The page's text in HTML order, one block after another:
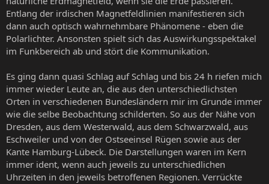
Entlang der irdischen Magnetfeldlinien manifestieren sich
dann auch optisch wahrnehmbare Phänomene - eben die
Polarlichter. Ansonsten spielt sich das Auswirkungsspektakel
im Funkbereich ab und stört die Kommunikation.
Es ging dann quasi Schlag auf Schlag und bis 24 h riefen mich
immer wieder Leute an, die aus den unterschiedlichsten
Orten in verschiedenen Bundesländern mir im Grunde immer
wie die selbe Beobachtung schilderten. So aus der Nähe von
Dresden, aus dem Westerwald, aus dem Schwarzwald, aus
Eschweiler und von der Ostseeinsel Rügen sowie aus der
Kante Hamburg-Lübeck. Die Darstellungen waren im Kern
immer ident, wenn auch jeweils zu unterschiedlichen
Uhrzeiten in den jeweils betroffenen Regionen. Verrückte